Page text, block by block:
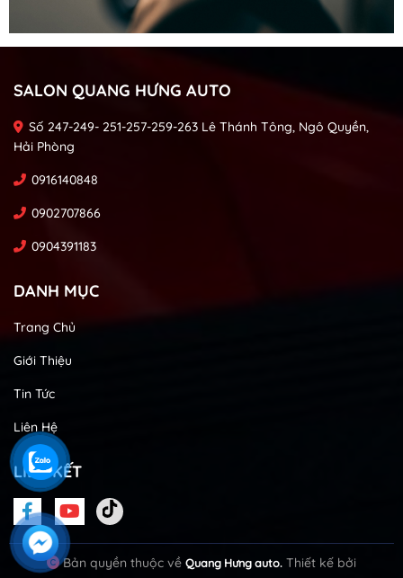
SALON QUANG HƯNG AUTO
Số 247-249- 251-257-259-263 Lê Thánh Tông, Ngô Quyền,
Hải Phòng
0916140848
0902707866
0904391183
DANH MỤC
Trang Chủ
Giới Thiệu
Tin Tức
Liên Hệ
LIÊN KẾT
Bản quyền thuộc về Quang Hưng auto. Thiết kế bởi